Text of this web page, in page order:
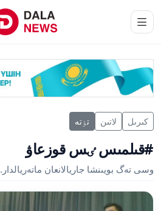
كىرىل لاتىن تٶتە
#قىلمىس ٸس قوزعاۋ
وسى تەگ بويىنشا جاريالانعان ماتەريالدار.